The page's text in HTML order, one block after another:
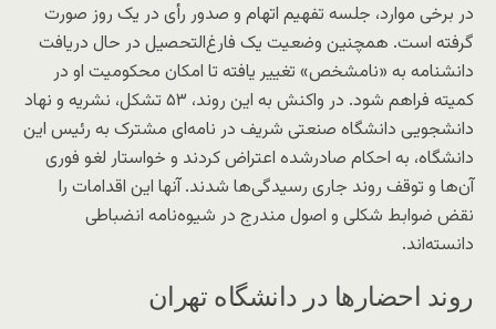
در برخی موارد، جلسه تفهیم اتهام و صدور رأی در یک روز صورت
گرفته است. همچنین وضعیت یک فارغ‌التحصیل در حال دریافت
دانشنامه به «نامشخص» تغییر یافته تا امکان محکومیت او در
کمیته فراهم شود. در واکنش به این روند، ۵۳ تشکل، نشریه و نهاد
دانشجویی دانشگاه صنعتی شریف در نامه‌ای مشترک به رئیس این
دانشگاه، به احکام صادرشده اعتراض کردند و خواستار لغو فوری
آن‌ها و توقف روند جاری رسیدگی‌ها شدند. آنها این اقدامات را
نقض ضوابط شکلی و اصول مندرج در شیوه‌نامه انضباطی
دانسته‌اند.
روند احضارها در دانشگاه تهران